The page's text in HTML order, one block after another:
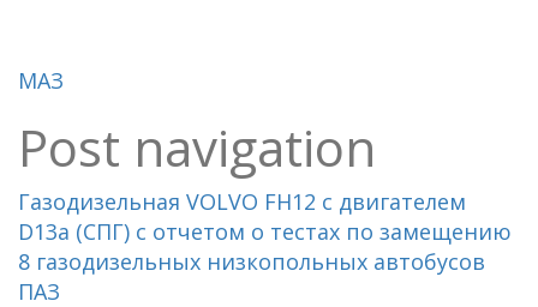
МАЗ
Post navigation
Газодизельная VOLVO FH12 с двигателем
D13a (СПГ) с отчетом о тестах по замещению
8 газодизельных низкопольных автобусов
ПАЗ